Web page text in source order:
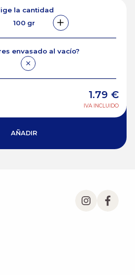
la cantidad
100 gr
envasado al vacío?
1.79 €
IVA INCLUIDO
AÑADIR